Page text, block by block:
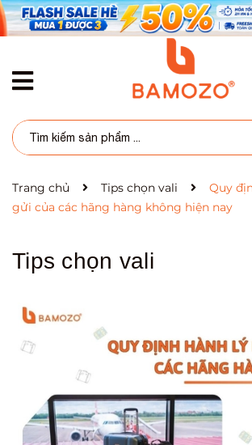
Trang chủ Tips chọn vali
Quy
gửi của các hãng hàng không hiện nay
Tips chọn vali